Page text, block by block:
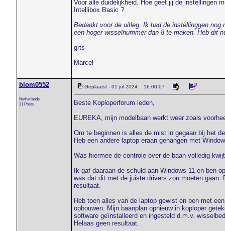
Voor alle duidelijkheid. Hoe geef jij de instellingen
Intellibox Basic ?
Bedankt voor de uitleg. Ik had de instellinggen
een hoger wisselnummer dan 8 te maken. Heb dit
grts
Marcel
blom0552
Netherlands
31 Posts
Geplaatst - 01 jul 2024 : 16:00:07
Beste Koploperforum leden,
EUREKA, mijn modelbaan werkt weer zoals
Om te beginnen is alles de mist in gegaan bij het
Heb een andere laptop eraan gehangen met
Was hiermee de controle over de baan volledig
Ik gaf daaraan de schuld aan Windows 11 en ben
was dat dit met de juiste drivers zou moeten gaan.
resultaat.
Heb toen alles van de laptop gewist en ben met
opbouwen. Mijn baanplan opnieuw in koploper
software geïnstalleerd en ingesteld d.m.v.
Helaas geen resultaat.